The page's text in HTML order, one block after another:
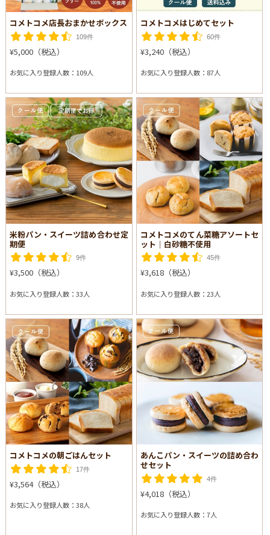
コメトコメ店長おまかせボックス
109件
¥5,000（税込）
お気に入り登録人数：109人
コメトコメはじめてセット
60件
¥3,240（税込）
お気に入り登録人数：87人
米粉パン・スイーツ詰め合わせ定
期便
9件
¥3,500（税込）
お気に入り登録人数：33人
コメトコメのてん菜糖アソートセ
ット│白砂糖不使用
45件
¥3,618（税込）
お気に入り登録人数：23人
コメトコメの朝ごはんセット
17件
¥3,564（税込）
お気に入り登録人数：38人
あんこパン・スイーツの詰め合わ
せセット
4件
¥4,018（税込）
お気に入り登録人数：7人